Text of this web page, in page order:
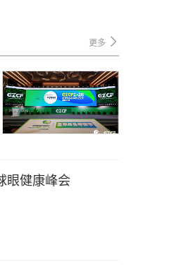
更多
眼健康峰会